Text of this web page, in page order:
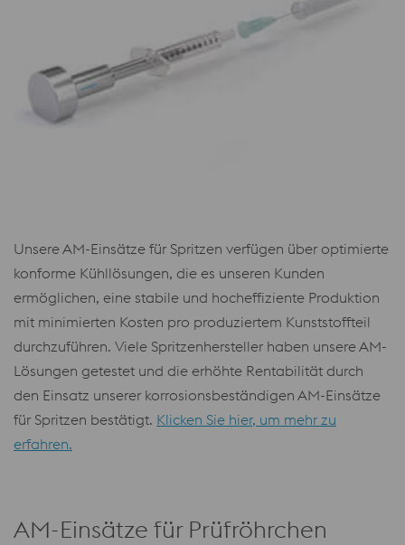
Unsere AM-Einsätze für Spritzen verfügen über optimierte
konforme Kühllösungen, die es unseren Kunden
ermöglichen, eine stabile und hocheffiziente Produktion
mit minimierten Kosten pro produziertem Kunststoffteil
durchzuführen. Viele Spritzenhersteller haben unsere AM-
Lösungen getestet und die erhöhte Rentabilität durch
den Einsatz unserer korrosionsbeständigen AM-Einsätze
für Spritzen bestätigt. Klicken Sie hier, um mehr zu
erfahren.
AM-Einsätze für Prüfröhrchen